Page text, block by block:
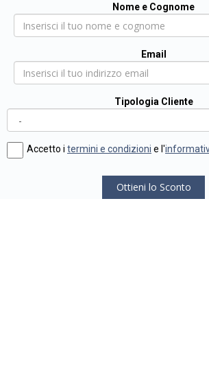
Nome e Cognome
Email
Tipologia Cliente
Accetto i termini e condizioni e l'
Ottieni lo Sconto